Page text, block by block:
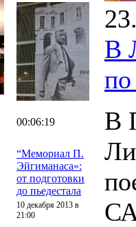
00:06:19
“Мемориал П.
Эйгиманаса»:
от подготовки
до пьедестала
10 декабря 2013 в
21:00
В
В